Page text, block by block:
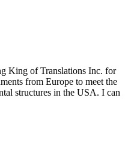
King of Translations Inc. for
from Europe to meet the
structures in the USA. I can